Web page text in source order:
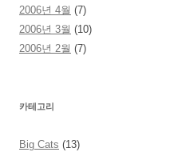
2006년 4월 (7)
2006년 3월 (10)
2006년 2월 (7)
카테고리
Big Cats (13)